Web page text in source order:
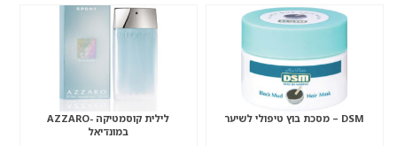
DSM – מסכת בוץ טיפולי לשיער
לילית קוסמטיקה -AZZARO
במונדיאל